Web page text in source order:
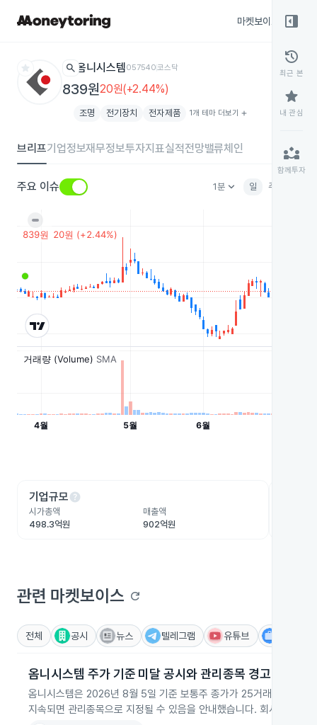
마켓보이스
star search 옴니시스템057540코스닥
839원20원(+2.44%)
조명 전기장치 전자제품 1개 테마 더보기 add
브리프기업정보재무정보투자지표실적전망밸류체인
주요 이슈 1분keyboard_arrow_down 일 주
기업규모help
시가총액
498.3억원
매출액
902억원
관련 마켓보이스 refresh
전체 공시 뉴스 텔레그램 유튜브
옴니시스템 주가 기준 미달 공시와 관리종목 경고
옴니시스템은 2026년 8월 5일 기준 보통주 종가가 25거래일 연속
지속되면 관리종목으로 지정될 수 있음을 안내했습니다. 회사는 투자
right_panel_open
history
최근 본
star
내 관심
partner_exchange
함께투자